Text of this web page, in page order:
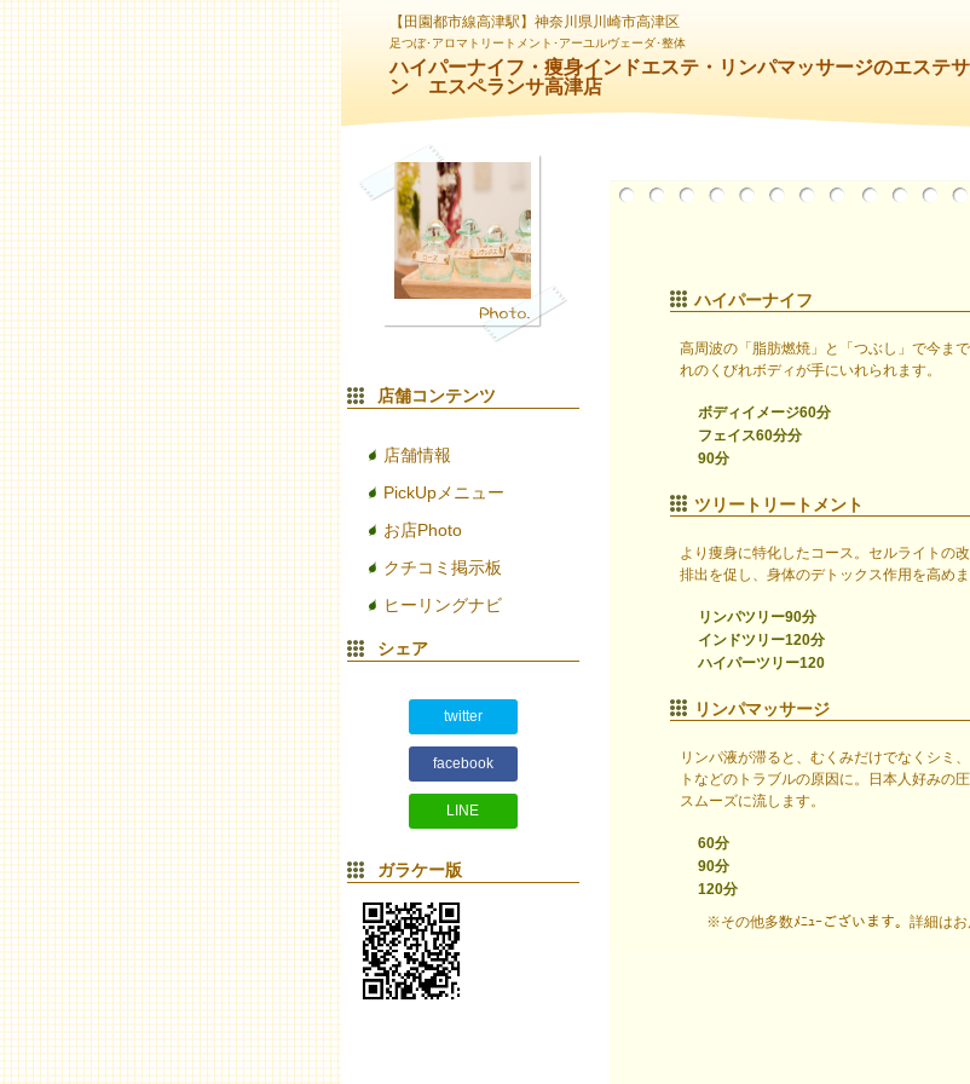
【田園都市線高津駅】神奈川県川崎市高津区
足つぼ･アロマトリートメント･アーユルヴェーダ･整体
ハイパーナイフ・痩身インドエステ・リンパマッサージのエステ
ン エスペランサ高津店
店舗コンテンツ
店舗情報
PickUpメニュー
お店Photo
クチコミ掲示板
ヒーリングナビ
シェア
twitter
facebook
LINE
ガラケー版
ハイパーナイフ
高周波の「脂肪燃焼」と「つぶし」で今ま
れのくびれボディが手にいれられます。
ボディイメージ60分
フェイス60分分
90分
ツリートリートメント
より痩身に特化したコース。セルライトの
排出を促し、身体のデトックス作用を高めま
リンパツリー90分
インドツリー120分
ハイパーツリー120
リンパマッサージ
リンパ液が滞ると、むくみだけでなくシミ
トなどのトラブルの原因に。日本人好みの
スムーズに流します。
60分
90分
120分
※その他多数ﾒﾆｭｰございます。詳細はお